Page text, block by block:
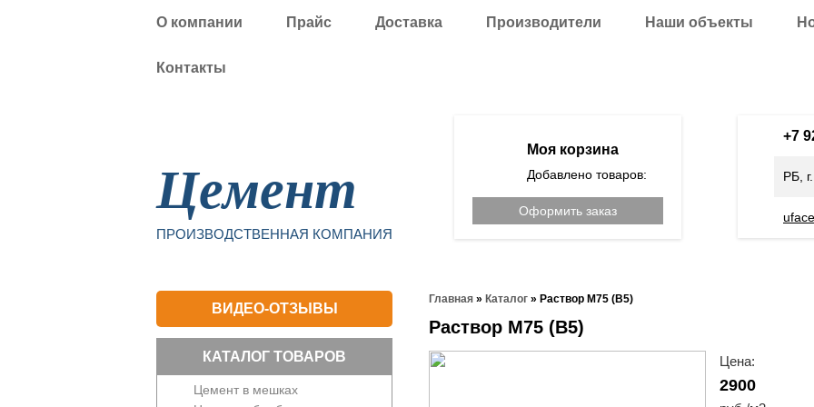
О компании Прайс Доставка Производители Наши объекты
Контакты
Цемент
ПРОИЗВОДСТВЕННАЯ КОМПАНИЯ
Моя корзина
Добавлено товаров:
Оформить заказ
+7
РБ,
ВИДЕО-ОТЗЫВЫ
КАТАЛОГ ТОВАРОВ
Цемент в мешках
Главная » Каталог » Раствор М75 (В5)
Раствор М75 (В5)
Цена:
2900